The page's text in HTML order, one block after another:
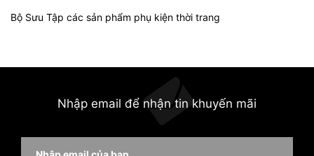
Bộ Sưu Tập các sản phẩm phụ kiện thời trang
Nhập email để nhận tin khuyến mãi